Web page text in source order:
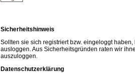
Sicherheitshinweis
Sollten sie sich registriert bzw. eingeloggt
ausloggen. Aus Sicherheitsgründen raten wir
auszuloggen.
Datenschutzerklärung